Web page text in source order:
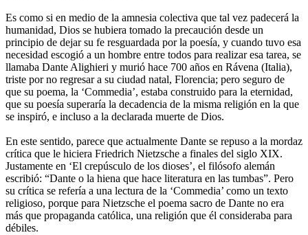
Es como si en medio de la amnesia colectiva que tal vez padecerá la
humanidad, Dios se hubiera tomado la precaución desde un
principio de dejar su fe resguardada por la poesía, y cuando tuvo esa
necesidad escogió a un hombre entre todos para realizar esa tarea, se
llamaba Dante Alighieri y murió hace 700 años en Rávena (Italia),
triste por no regresar a su ciudad natal, Florencia; pero seguro de
que su poema, la ‘Commedia’, estaba construido para la eternidad,
que su poesía superaría la decadencia de la misma religión en la que
se inspiró, e incluso a la declarada muerte de Dios.
En este sentido, parece que actualmente Dante se repuso a la mordaz
crítica que le hiciera Friedrich Nietzsche a finales del siglo XIX.
Justamente en ‘El crepúsculo de los dioses’, el filósofo alemán
escribió: “Dante o la hiena que hace literatura en las tumbas”. Pero
su crítica se refería a una lectura de la ‘Commedia’ como un texto
religioso, porque para Nietzsche el poema sacro de Dante no era
más que propaganda católica, una religión que él consideraba para
débiles.